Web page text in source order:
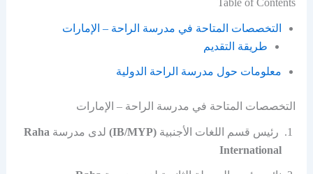
التخصصات المتاحة في مدرسة الراحة – الإمارات
طريقة التقديم
معلومات حول مدرسة الراحة الدولية
التخصصات المتاحة في مدرسة الراحة – الإمارات
رئيس قسم اللغات الأجنبية (IB/MYP) لدى مدرسة Raha
International